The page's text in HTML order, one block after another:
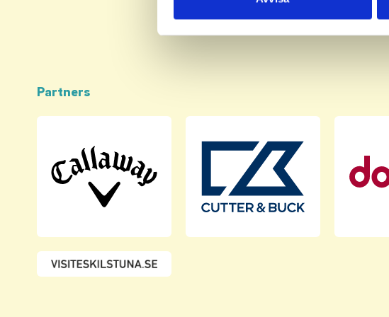
Partners